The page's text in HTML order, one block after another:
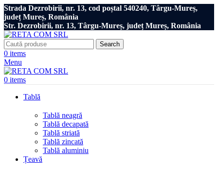
Strada Dezrobirii, nr. 13, cod poștal 540240, Târgu-Mureș,
județ Mureș, România
Str. Dezrobirii, nr. 13, Târgu-Mureș, județ Mureș, România
Search
0 items
Menu
0 items
Tablă
Tablă neagră
Tablă decapată
Tablă striată
Tablă zincată
Tablă aluminiu
Țeavă